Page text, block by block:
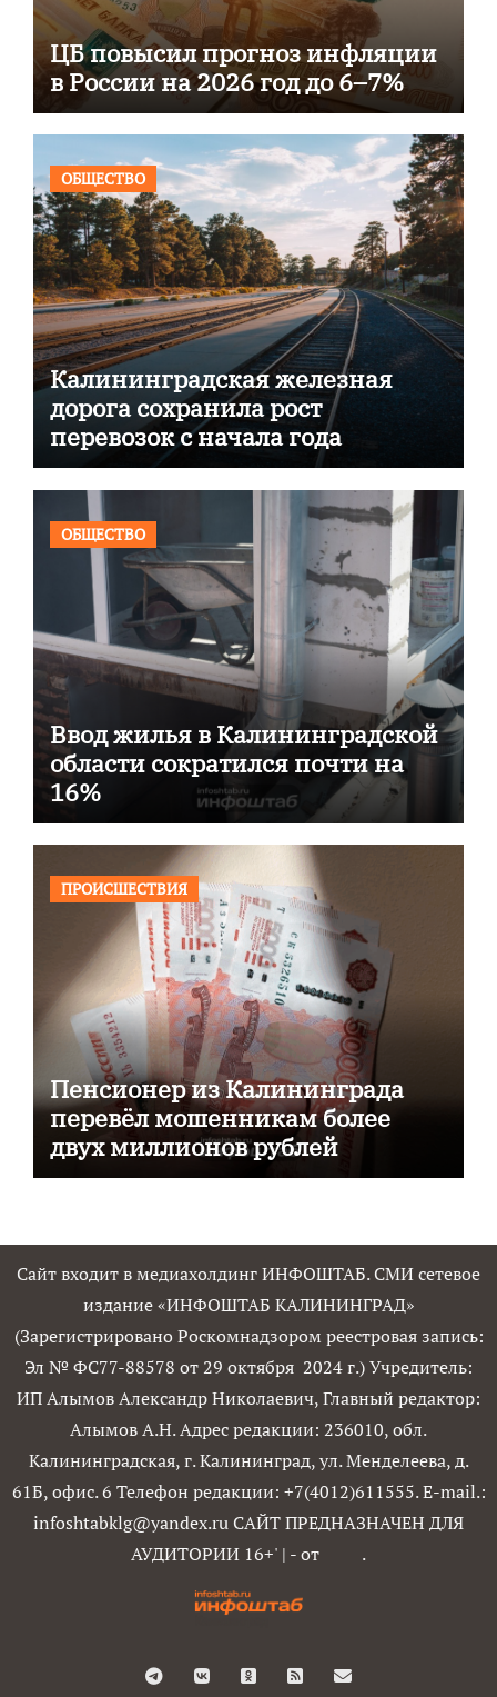
ЦБ повысил прогноз инфляции
в России на 2026 год до 6–7%
ОБЩЕСТВО
Калининградская железная
дорога сохранила рост
перевозок с начала года
ОБЩЕСТВО
Ввод жилья в Калининградской
области сократился почти на
16%
ПРОИСШЕСТВИЯ
Пенсионер из Калининграда
перевёл мошенникам более
двух миллионов рублей
Сайт входит в медиахолдинг ИНФОШТАБ. СМИ сетевое
издание «ИНФОШТАБ КАЛИНИНГРАД»
(Зарегистрировано Роскомнадзором реестровая запись:
Эл № ФС77-88578 от 29 октября 2024 г.) Учредитель:
ИП Алымов Александр Николаевич, Главный редактор:
Алымов А.Н. Адрес редакции: 236010, обл.
Калининградская, г. Калининград, ул. Менделеева, д.
61Б, офис. 6 Телефон редакции: +7(4012)611555. E-mail.:
infoshtabklg@yandex.ru САЙТ ПРЕДНАЗНАЧЕН ДЛЯ
АУДИТОРИИ 16+' | - от .